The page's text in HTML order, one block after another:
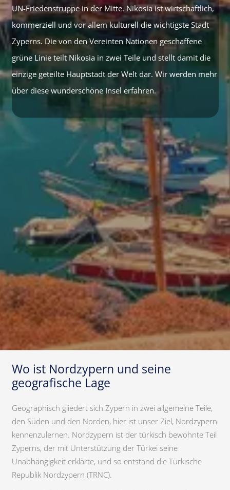
UN-Friedenstruppe in der Mitte. Nikosia ist wirtschaftlich,
kommerziell und vor allem kulturell die wichtigste Stadt
Zyperns. Die von den Vereinten Nationen geschaffene
grüne Linie teilt Nikosia in zwei Teile und stellt damit die
einzige geteilte Hauptstadt der Welt dar. Wir werden mehr
über diese wunderschöne Insel erfahren.
Wo ist Nordzypern und seine
geografische Lage
Geographisch gliedert sich Zypern in zwei allgemeine Teile,
den Süden und den Norden, hier ist unser Ziel, Nordzypern
kennenzulernen. Nordzypern ist der türkisch bewohnte Teil
Zyperns, der mit Unterstützung der Türkei seine
Unabhängigkeit erklärte, und so entstand die Türkische
Republik Nordzypern (TRNC).